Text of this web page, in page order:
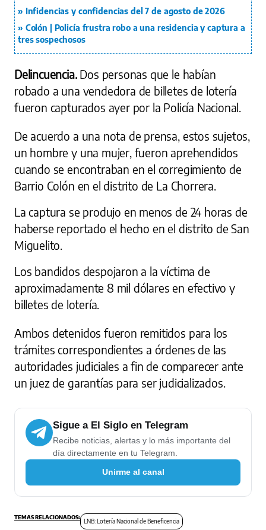
Infidencias y confidencias del 7 de agosto de 2026
Colón | Policía frustra robo a una residencia y captura a
tres sospechosos
Delincuencia. Dos personas que le habían
robado a una vendedora de billetes de lotería
fueron capturados ayer por la Policía Nacional.
De acuerdo a una nota de prensa, estos sujetos,
un hombre y una mujer, fueron aprehendidos
cuando se encontraban en el corregimiento de
Barrio Colón en el distrito de La Chorrera.
La captura se produjo en menos de 24 horas de
haberse reportado el hecho en el distrito de San
Miguelito.
Los bandidos despojaron a la víctima de
aproximadamente 8 mil dólares en efectivo y
billetes de lotería.
Ambos detenidos fueron remitidos para los
trámites correspondientes a órdenes de las
autoridades judiciales a fin de comparecer ante
un juez de garantías para ser judicializados.
Sigue a El Siglo en Telegram
Recibe noticias, alertas y lo más importante del
día directamente en tu Telegram.
Unirme al canal
LNB: Lotería Nacional de Beneficencia